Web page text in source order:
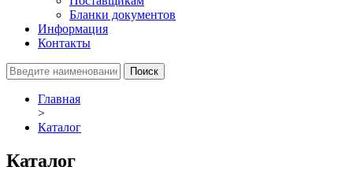
Бланки документов
Информация
Контакты
Главная
>
Каталог
Каталог